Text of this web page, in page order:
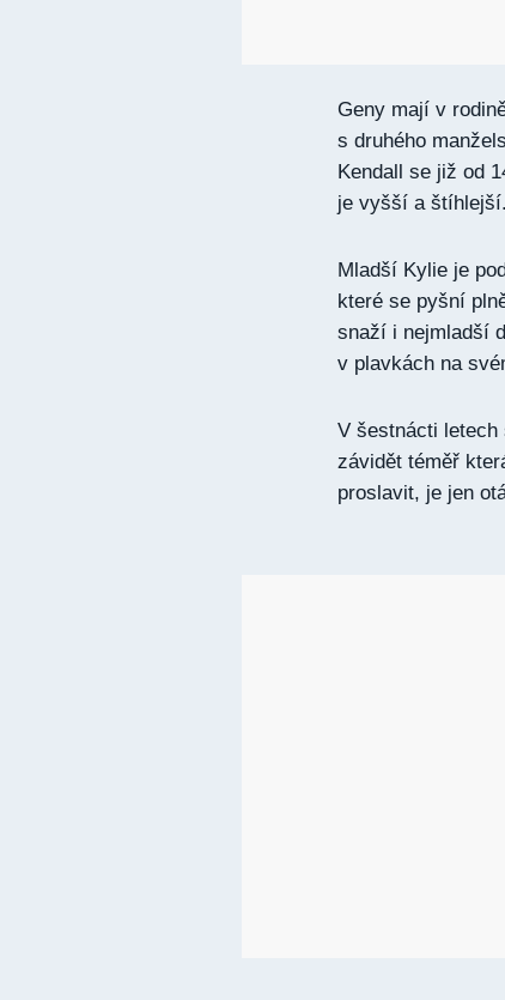
Geny mají v
s druhého
Kendall se již od
je vyšší a štíhlejší.
Mladší Kylie je
které se pyšní
snaží i nejmladší
v plavkách na
V šestnácti
závidět téměř
proslavit, je jen